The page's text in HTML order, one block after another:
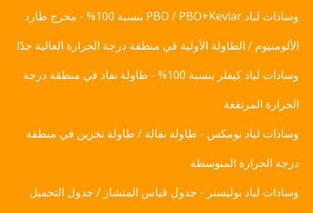
وسادات لباد PBO / PBO+Kevlar بنسبة 100% - مخرج طارد
الألومنيوم / الطاولة الأولية في منطقة درجة الحرارة العالية جدًا
وسادات لباد كيفلر بنسبة 100% - طاولة نفاد في منطقة درجة
الحرارة المرتفعة
وسادات لباد نومكس - طاولة نقالة / طاولة تخزين في منطقة
درجة الحرارة المتوسطة
وسادات لباد بوليستر - جدول قياس المنشار / جدول التحميل